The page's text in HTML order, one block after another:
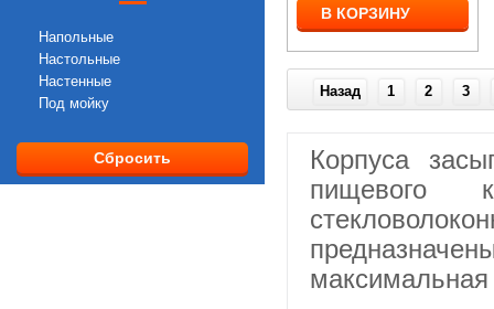
Напольные
Настольные
Настенные
Под мойку
Сбросить
В КОРЗИНУ
Назад 1 2 3
Корпуса
пищевого